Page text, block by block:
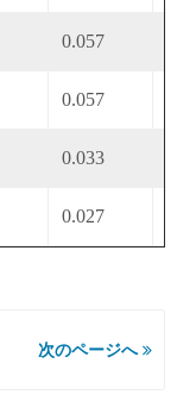
0.057
0.057
0.033
0.027
次のページへ